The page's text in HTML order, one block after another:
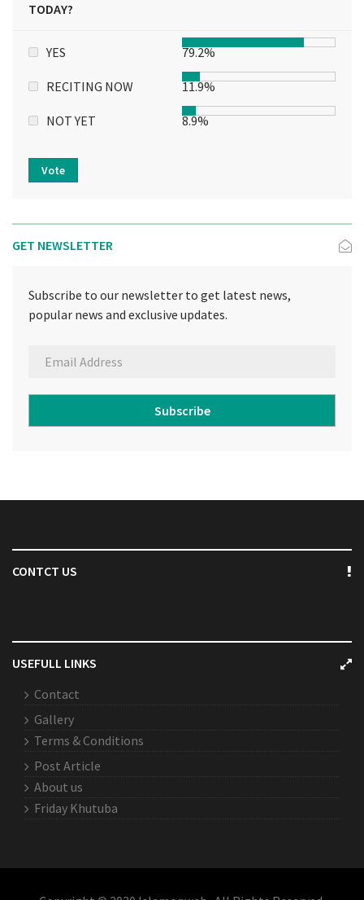
TODAY?
YES 79.2%
RECITING NOW 11.9%
NOT YET 8.9%
Vote
GET NEWSLETTER
Subscribe to our newsletter to get latest news,
popular news and exclusive updates.
Subscribe
CONTCT US
USEFULL LINKS
Contact
Gallery
Terms & Conditions
Post Article
About us
Friday Khutuba